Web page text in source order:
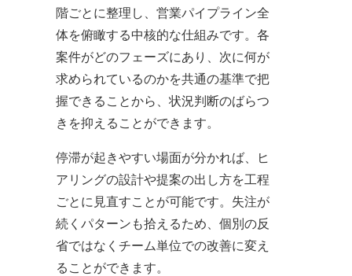
階ごとに整理し、営業パイプライン全
体を俯瞰する中核的な仕組みです。各
案件がどのフェーズにあり、次に何が
求められているのかを共通の基準で把
握できることから、状況判断のばらつ
きを抑えることができます。
停滞が起きやすい場面が分かれば、ヒ
アリングの設計や提案の出し方を工程
ごとに見直すことが可能です。失注が
続くパターンも拾えるため、個別の反
省ではなくチーム単位での改善に変え
ることができます。